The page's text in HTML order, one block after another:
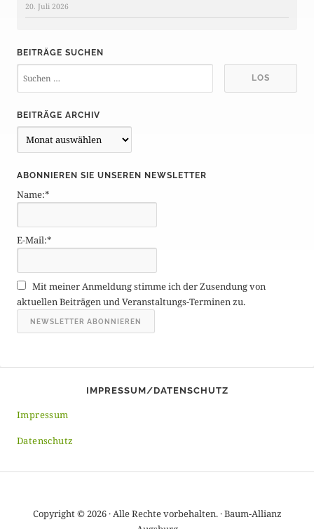
20. Juli 2026
BEITRÄGE SUCHEN
BEITRÄGE ARCHIV
e
t
r
g
e
r
c
h
v
ABONNIEREN SIE UNSEREN NEWSLETTER
Name:*
E-Mail:*
Mit meiner Anmeldung stimme ich der Zusendung von
aktuellen Beiträgen und Veranstaltungs-Terminen zu.
IMPRESSUM/DATENSCHUTZ
Impressum
Datenschutz
Copyright © 2026 · Alle Rechte vorbehalten. · Baum-Allianz